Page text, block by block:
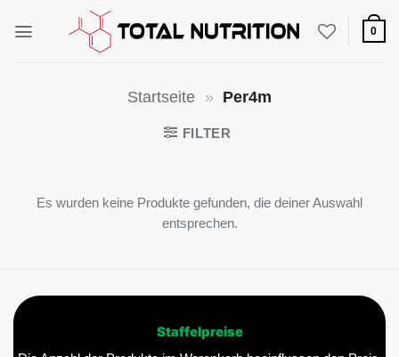
Inhalt
0
Startseite » Per4m
FILTER
Es wurden keine Produkte gefunden, die deiner Auswahl
entsprechen.
Staffelpreise